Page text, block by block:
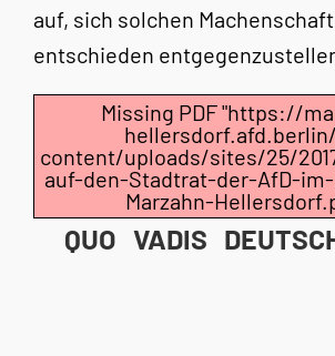
auf, sich solchen
entschieden
Missing PDF "https://
content/uploads/sites/25/
auf-den-Stadtrat-der-AfD-
Marzahn-
QUO VADIS